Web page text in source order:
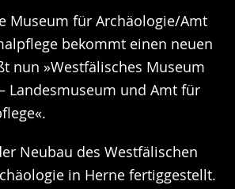
Museum für Archäologie/Amt
bekommt einen neuen
nun »Westfälisches Museum
Landesmuseum und Amt für
Neubau des Westfälischen
in Herne fertiggestellt.